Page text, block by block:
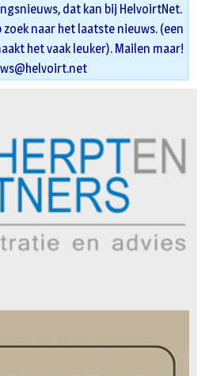
dat kan bij HelvoirtNet.
naar het laatste nieuws. (een
het vaak leuker). Mailen maar!